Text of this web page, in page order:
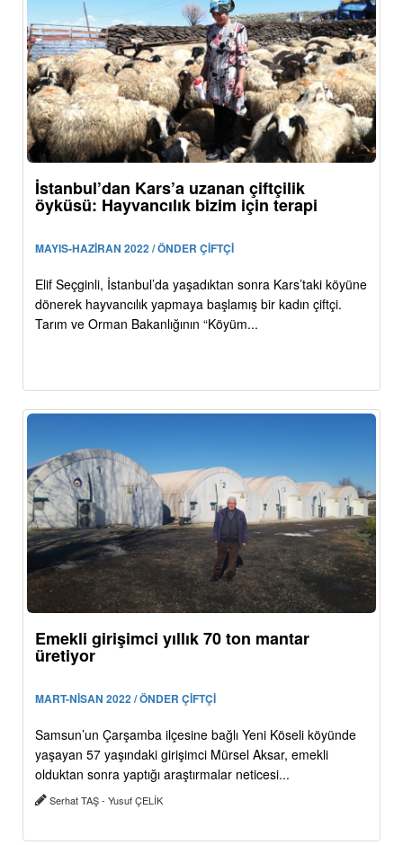
İstanbul’dan Kars’a uzanan çiftçilik
öyküsü: Hayvancılık bizim için terapi
MAYIS-HAZİRAN 2022 / ÖNDER ÇİFTÇİ
Elif Seçginli, İstanbul’da yaşadıktan sonra Kars’taki köyüne
dönerek hayvancılık yapmaya başlamış bir kadın çiftçi.
Tarım ve Orman Bakanlığının “Köyüm...
Emekli girişimci yıllık 70 ton mantar
üretiyor
MART-NİSAN 2022 / ÖNDER ÇİFTÇİ
Samsun’un Çarşamba ilçesine bağlı Yeni Köseli köyünde
yaşayan 57 yaşındaki girişimci Mürsel Aksar, emekli
olduktan sonra yaptığı araştırmalar neticesi...
Serhat TAŞ - Yusuf ÇELİK